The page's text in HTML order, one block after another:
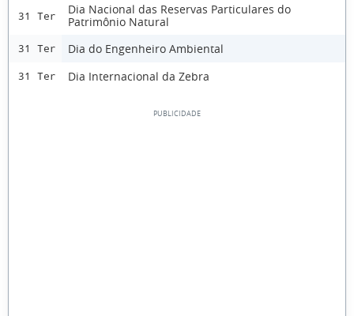
31 Ter
Dia Nacional das Reservas Particulares do
Patrimônio Natural
31 Ter Dia do Engenheiro Ambiental
31 Ter Dia Internacional da Zebra